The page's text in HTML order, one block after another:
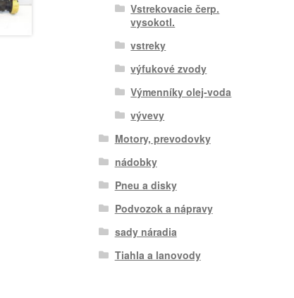
Vstrekovacie čerp.
vysokotl.
vstreky
výfukové zvody
Výmenníky olej-voda
vývevy
Motory, prevodovky
nádobky
Pneu a disky
Podvozok a nápravy
sady náradia
Tiahla a lanovody